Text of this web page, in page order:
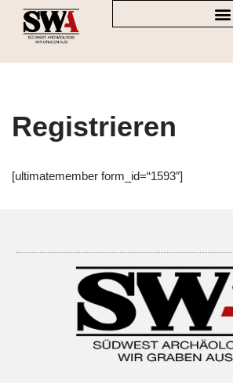
Zum
Inhalt
Registrieren
[ultimatemember form_id=“1593″]